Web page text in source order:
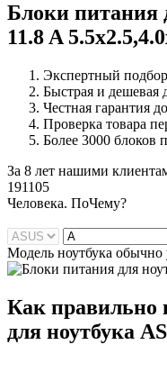
Блоки питания
11.8 A
Экспертный
Быстрая и дешевая
Честная гарантия
Проверка товара
Более 3000 блоков
За 8 лет нашими
191105
Человека. ПоЧему?
Модель ноутбука обычно
Как правильно
для ноутбука